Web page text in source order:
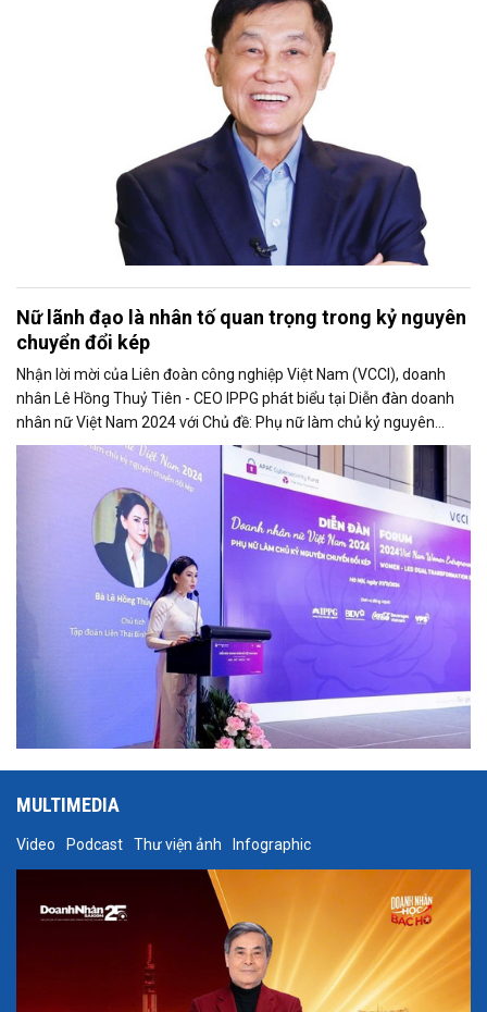
Nữ lãnh đạo là nhân tố quan trọng trong kỷ nguyên
chuyển đổi kép
Nhận lời mời của Liên đoàn công nghiệp Việt Nam (VCCI), doanh
nhân Lê Hồng Thuỷ Tiên - CEO IPPG phát biểu tại Diễn đàn doanh
nhân nữ Việt Nam 2024 với Chủ đề: Phụ nữ làm chủ kỷ nguyên
chuyển đổi kép. Bà nhấn mạnh, trong kỷ nguyên mới đầy biến động,
phụ nữ là nhân tố quan trọng giúp tạo ra sự cân bằng, ổn định và
MULTIMEDIA
Video Podcast Thư viện ảnh Infographic